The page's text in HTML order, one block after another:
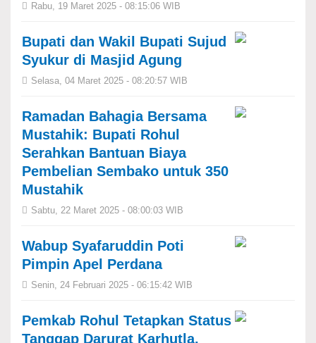
Rabu, 19 Maret 2025 - 08:15:06 WIB
Bupati dan Wakil Bupati Sujud
Syukur di Masjid Agung
Selasa, 04 Maret 2025 - 08:20:57 WIB
Ramadan Bahagia Bersama
Mustahik: Bupati Rohul
Serahkan Bantuan Biaya
Pembelian Sembako untuk 350
Mustahik
Sabtu, 22 Maret 2025 - 08:00:03 WIB
Wabup Syafaruddin Poti
Pimpin Apel Perdana
Senin, 24 Februari 2025 - 06:15:42 WIB
Pemkab Rohul Tetapkan Status
Tanggap Darurat Karhutla,